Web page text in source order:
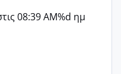
08:39 AM%d ημ